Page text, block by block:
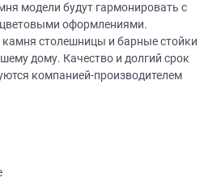
модели будут гармонировать с
оформлениями.
камня столешницы и барные стойки
дому. Качество и долгий срок
компанией-производителем